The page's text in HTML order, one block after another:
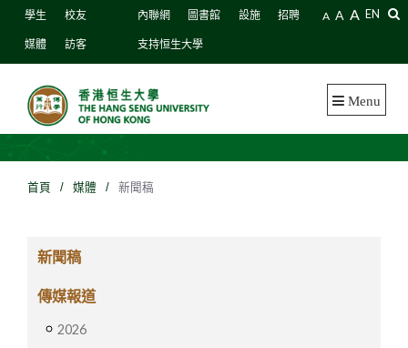
學生 校友
媒體 訪客
內聯網 圖書館 設施 招聘
支持恒生大學
A A A EN
Menu
首頁 / 媒體 / 新聞稿
新聞稿
傳媒報道
2026